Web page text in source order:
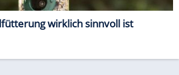
wirklich sinnvoll ist